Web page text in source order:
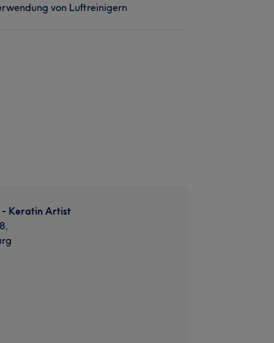
von Luftreinigern
Keratin Artist